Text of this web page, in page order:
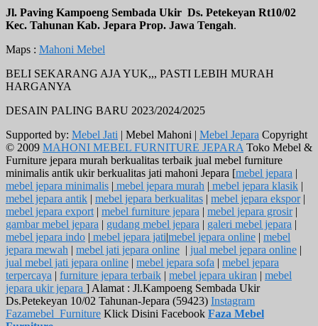
Jl. Paving Kampoeng Sembada Ukir Ds. Petekeyan Rt10/02
Kec. Tahunan Kab. Jepara Prop. Jawa Tengah.
Maps : Mahoni Mebel
BELI SEKARANG AJA YUK,,, PASTI LEBIH MURAH
HARGANYA
DESAIN PALING BARU 2023/2024/2025
Supported by: Mebel Jati | Mebel Mahoni | Mebel Jepara Copyright
© 2009 MAHONI MEBEL FURNITURE JEPARA Toko Mebel &
Furniture jepara murah berkualitas terbaik jual mebel furniture
minimalis antik ukir berkualitas jati mahoni Jepara [mebel jepara |
mebel jepara minimalis | mebel jepara murah | mebel jepara klasik |
mebel jepara antik | mebel jepara berkualitas | mebel jepara ekspor|
mebel jepara export | mebel furniture jepara | mebel jepara grosir|
gambar mebel jepara | gudang mebel jepara | galeri mebel jepara |
mebel jepara indo | mebel jepara jati|mebel jepara online | mebel
jepara mewah | mebel jati jepara online | jual mebel jepara online |
jual mebel jati jepara online | mebel jepara sofa | mebel jepara
terpercaya | furniture jepara terbaik | mebel jepara ukiran | mebel
jepara ukir jepara ] Alamat : Jl.Kampoeng Sembada Ukir
Ds.Petekeyan 10/02 Tahunan-Jepara (59423) Instagram
Fazamebel_Furniture Klick Disini Facebook Faza Mebel